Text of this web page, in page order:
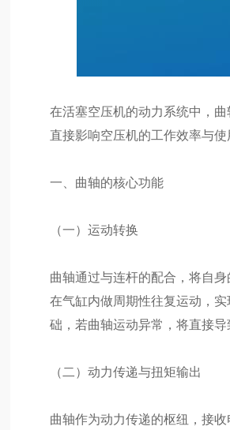
在活塞空压机的动力系统中，
直接影响空压机的工作效率与
一、曲轴的核心功能
（一）运动转换
曲轴通过与连杆的配合，将自
在气缸内做周期性往复运动，
础，若曲轴运动异常，将直接导
（二）动力传递与扭矩输出
曲轴作为动力传递的枢纽，接